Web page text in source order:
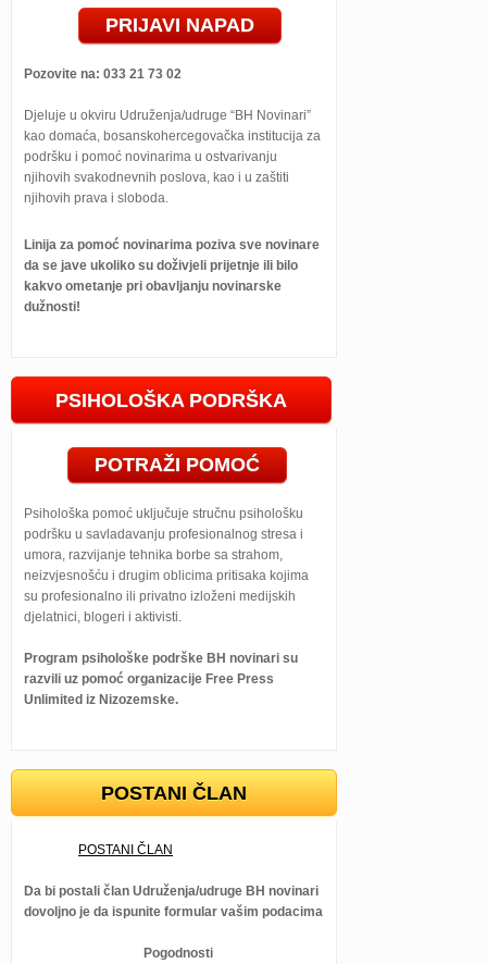
PRIJAVI NAPAD
Pozovite na: 033 21 73 02
Djeluje u okviru Udruženja/udruge “BH Novinari”
kao domaća, bosanskohercegovačka institucija za
podršku i pomoć novinarima u ostvarivanju
njihovih svakodnevnih poslova, kao i u zaštiti
njihovih prava i sloboda.
Linija za pomoć novinarima poziva sve novinare
da se jave ukoliko su doživjeli prijetnje ili bilo
kakvo ometanje pri obavljanju novinarske
dužnosti!
PSIHOLOŠKA PODRŠKA
POTRAŽI POMOĆ
Psihološka pomoć uključuje stručnu psihološku
podršku u savladavanju profesionalnog stresa i
umora, razvijanje tehnika borbe sa strahom,
neizvjesnošću i drugim oblicima pritisaka kojima
su profesionalno ili privatno izloženi medijskih
djelatnici, blogeri i aktivisti.
Program psihološke podrške BH novinari su
razvili uz pomoć organizacije Free Press
Unlimited iz Nizozemske.
POSTANI ČLAN
POSTANI ČLAN
Da bi postali član Udruženja/udruge BH novinari
dovoljno je da ispunite formular vašim podacima
Pogodnosti